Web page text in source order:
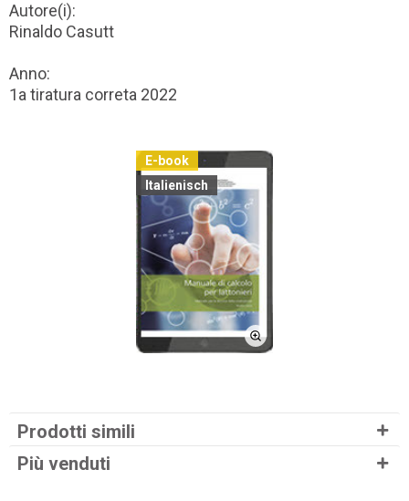
Autore(i):
Rinaldo Casutt
Anno:
1a tiratura correta 2022
E-book
Italienisch
Prodotti simili
Più venduti